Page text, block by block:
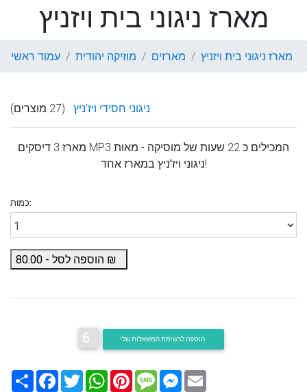
מארז ניגוני בית ויזניץ
עמוד ראשי מוזיקה יהודית מארזים מארז ניגוני בית ויזניץ
ניגוני חסידי ויז'ניץ (27 מוצרים)
מארז 3 דיסקים MP3 המכילים כ 22 שעות של מוסיקה - מאות
ניגוני ויז'ניץבמארז אחד!
כמות:
הוספה לסל - 80.00
6
שתף Facebook
TwitterWhatsApp
PinterestMessageMessenger